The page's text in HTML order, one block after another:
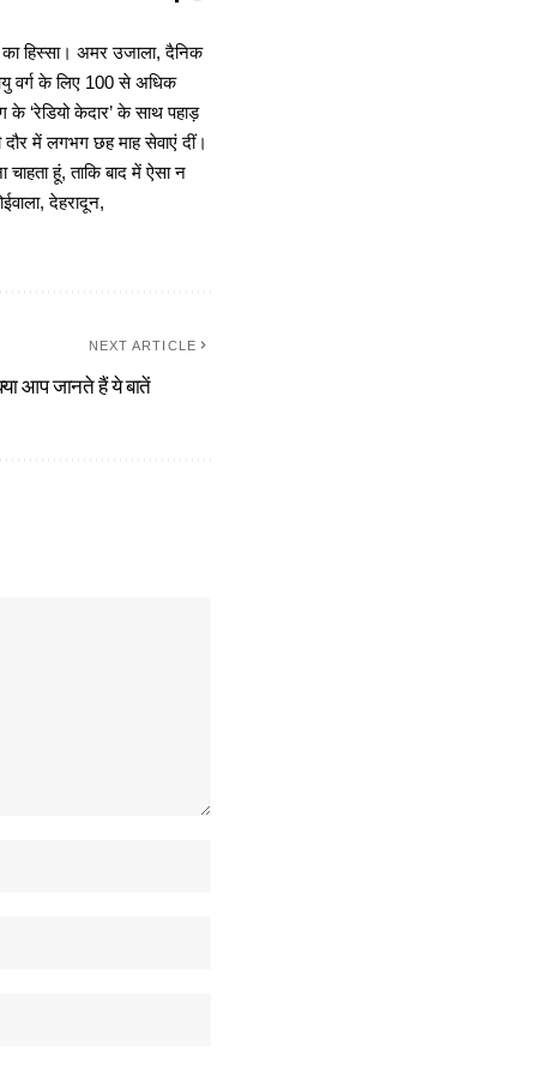
हिस्सा। अमर उजाला, दैनिक
वर्ग के लिए 100 से अधिक
‘रेडियो केदार’ के साथ पहाड़
में लगभग छह माह सेवाएं दीं।
हूं, ताकि बाद में ऐसा न
देहरादून,
NEXT ARTICLE
आप जानते हैं ये बातें